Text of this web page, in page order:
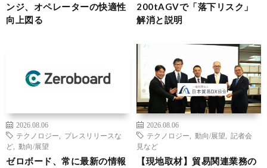
ンジ、オペレーターの快適性
向上図る
200tAGVで「落下リスク」
解消と説明
2026.08.06
テクノロジー
プレスリリースな
ど
動向/展望
ゼロボード、常に最新の情報
2026.08.06
テクノロジー
動向/展望
記者会
見など
【現地取材】貿易関連業務の